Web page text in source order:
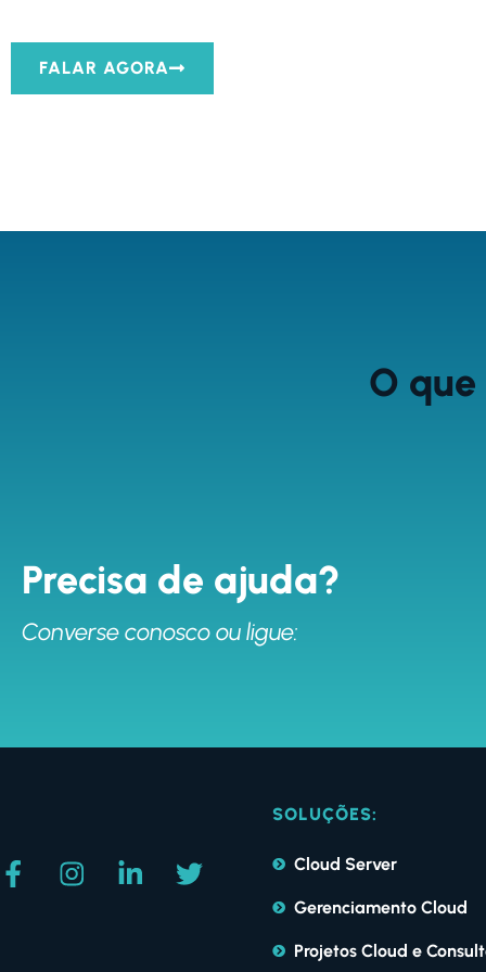
FALAR AGORA
O
Precisa de ajuda?
Converse conosco ou ligue:
SOLUÇÕES:
Cloud Server
Gerenciamento Cloud
Projetos Cloud e